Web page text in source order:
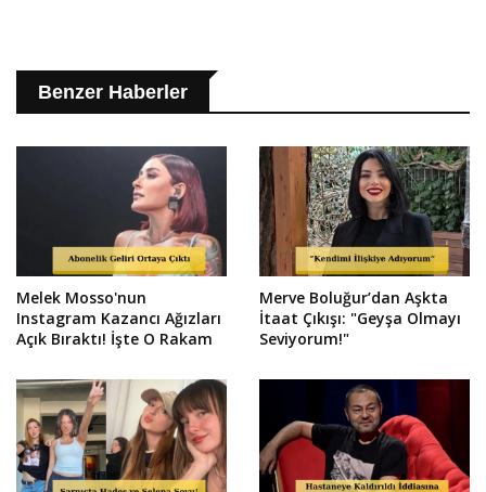
Benzer Haberler
Melek Mosso'nun
Instagram Kazancı Ağızları
Açık Bıraktı! İşte O Rakam
Merve Boluğur’dan Aşkta
İtaat Çıkışı: "Geyşa Olmayı
Seviyorum!"